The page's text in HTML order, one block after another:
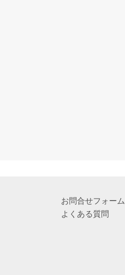
お問合せフォーム
よくある質問